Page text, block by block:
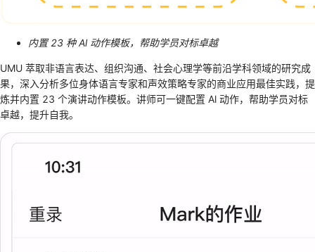
内置 23 种 Al 动作模板，帮助学员对标卓越
UMU 萃取非语言表达、组织沟通、社会心理学等前沿学科领域的研究成
果，深入分析多位身体语言专家和声效策略专家的商业应用最佳实践，提
炼并内置 23 个演讲动作模板。讲师可一键配置 Al 动作，帮助学员对标
卓越，提升自我。